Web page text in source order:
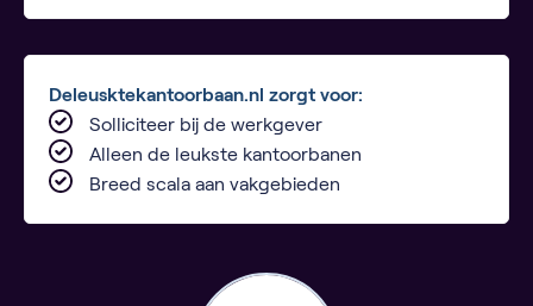
Deleusktekantoorbaan.nl zorgt voor:
Solliciteer bij de werkgever
Alleen de leukste kantoorbanen
Breed scala aan vakgebieden